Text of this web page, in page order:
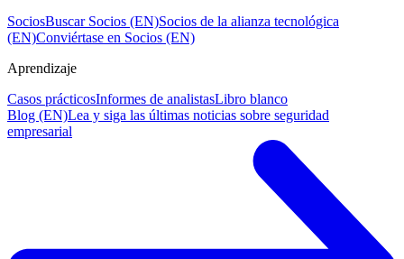
SociosBuscar Socios (EN)Socios de la alianza tecnológica
(EN)Conviértase en Socios (EN)
Aprendizaje
Casos prácticosInformes de analistasLibro blanco
Blog (EN)Lea y siga las últimas noticias sobre seguridad
empresarial